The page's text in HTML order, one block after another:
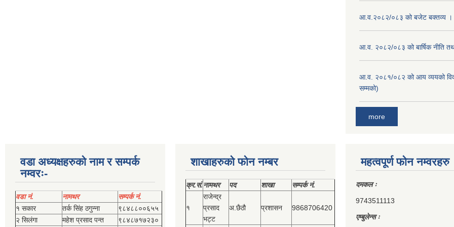
आ.व.२०८२/०८३ को बजेट बक्तव्य ।
आ.व. २०८२/०८३ को बार्षिक नीति
आ.व. २०८१/०८२ को आय व्ययको
सम्मको)
more
वडा अध्यक्षहरुको नाम र सम्पर्क
नम्वरः-
वडा नं. नामथर
सम्पर्क नं.
१ सकार
तर्क सिंह ठगुन्‍ना
९८४८८००६५५
२ सिलंगा
महेश प्रसाद पन्त ९८४८७१७२३०
शाखाहरुको फोन नम्बर
क्र.सं.नामथर पद शाखा सम्‍पर्क नं.
१
राजेन्द्र
प्रसाद
भट्ट
अ.छैठौ प्रशासन 9868706420
महत्वपूर्ण फोन नम्वरहरु
दमकल ः
9743511113
एम्बुलेन्स ः